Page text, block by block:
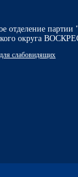
отделение
округа
слабовидящих